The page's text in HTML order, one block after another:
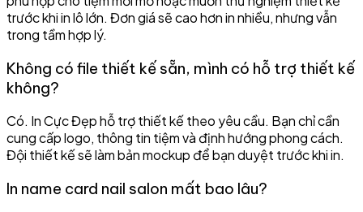
trước khi in lô lớn. Đơn giá sẽ cao hơn in nhiều, nhưng vẫn
trong tầm hợp lý.
Không có file thiết kế sẵn, mình có hỗ trợ thiết kế
không?
Có. In Cực Đẹp hỗ trợ thiết kế theo yêu cầu. Bạn chỉ cần
cung cấp logo, thông tin tiệm và định hướng phong cách.
Đội thiết kế sẽ làm bản mockup để bạn duyệt trước khi in.
In name card nail salon mất bao lâu?